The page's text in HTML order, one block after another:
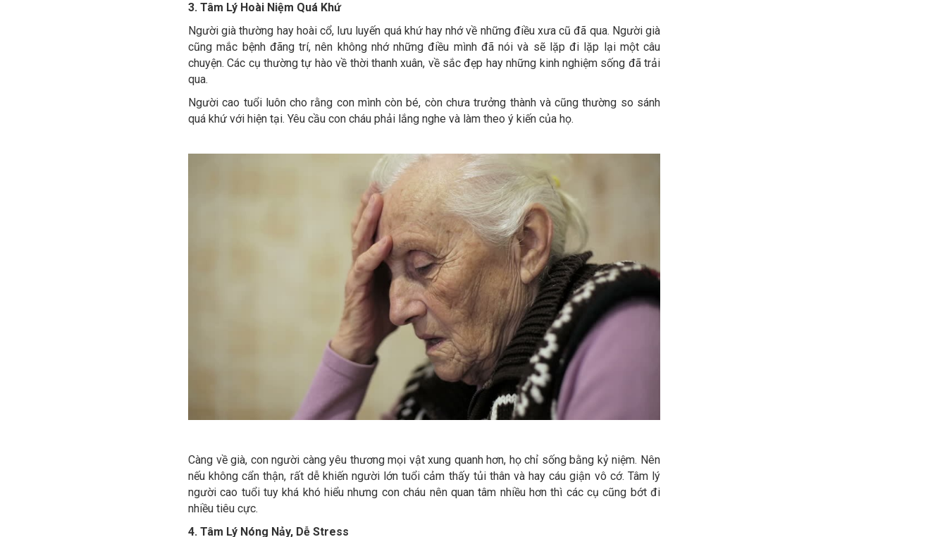
3. Tâm Lý Hoài Niệm Quá Khứ
Người già thường hay hoài cổ, lưu luyến quá khứ hay nhớ về những điều xưa cũ đã qua. Người già
cũng mắc bệnh đãng trí, nên không nhớ những điều mình đã nói và sẽ lặp đi lặp lại một câu
chuyện. Các cụ thường tự hào về thời thanh xuân, về sắc đẹp hay những kinh nghiệm sống đã trải
qua.
Người cao tuổi luôn cho rằng con mình còn bé, còn chưa trưởng thành và cũng thường so sánh
quá khứ với hiện tại. Yêu cầu con cháu phải lắng nghe và làm theo ý kiến của họ.
Càng về già, con người càng yêu thương mọi vật xung quanh hơn, họ chỉ sống bằng kỷ niệm. Nên
nếu không cẩn thận, rất dễ khiến người lớn tuổi cảm thấy tủi thân và hay cáu giận vô cớ. Tâm lý
người cao tuổi tuy khá khó hiểu nhưng con cháu nên quan tâm nhiều hơn thì các cụ cũng bớt đi
nhiều tiêu cực.
4. Tâm Lý Nóng Nảy, Dễ Stress